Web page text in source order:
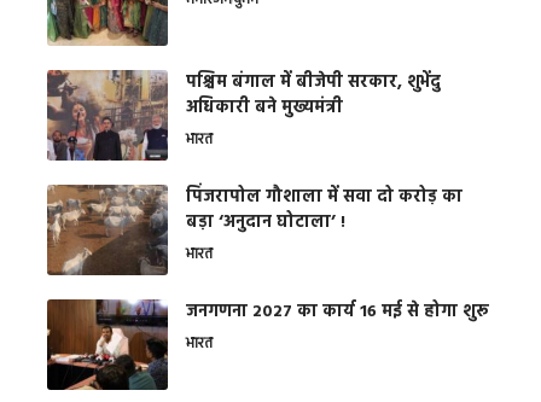
पश्चिम बंगाल में बीजेपी सरकार, शुभेंदु
अधिकारी बने मुख्यमंत्री
भारत
​पिंजरापोल गौशाला में सवा दो करोड़ का
बड़ा ‘अनुदान घोटाला’ !
भारत
जनगणना 2027 का कार्य 16 मई से होगा शुरू
भारत